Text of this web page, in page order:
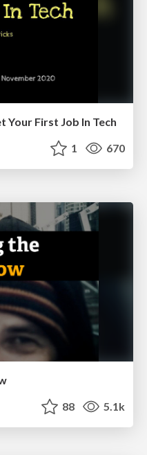
Your First Job In Tech
1 670
88 5.1k